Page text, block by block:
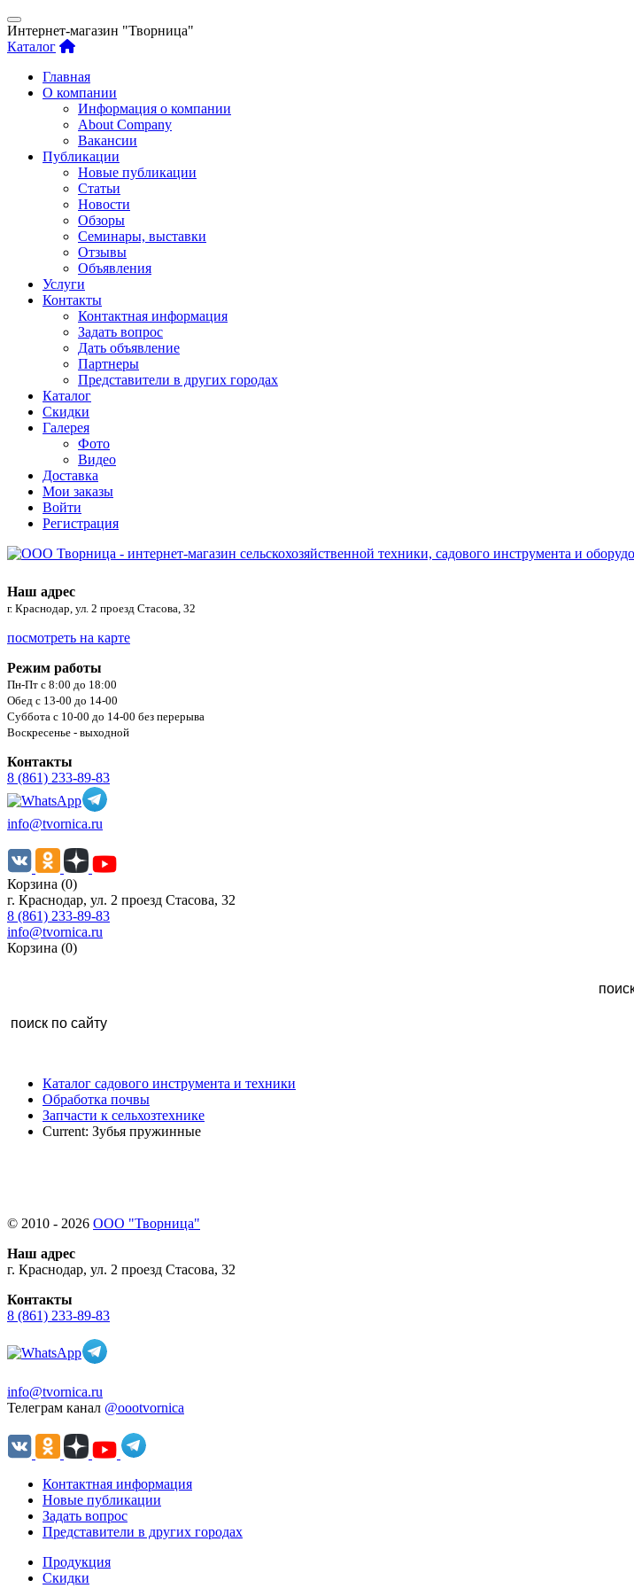
Интернет-магазин "Творница"
Каталог
Главная
О компании
Информация о компании
About Company
Вакансии
Публикации
Новые публикации
Статьи
Новости
Обзоры
Семинары, выставки
Отзывы
Объявления
Услуги
Контакты
Контактная информация
Задать вопрос
Дать объявление
Партнеры
Представители в других городах
Каталог
Скидки
Галерея
Фото
Видео
Доставка
Мои заказы
Войти
Регистрация
Наш адрес
г. Краснодар, ул. 2 проезд Стасова, 32
посмотреть на карте
Режим работы
Пн-Пт с 8:00 до 18:00
Обед с 13-00 до 14-00
Суббота с 10-00 до 14-00 без перерыва
Воскресенье - выходной
Контакты
8 (861) 233-89-83
info@tvornica.ru
Корзина (0)
г. Краснодар, ул. 2 проезд Стасова, 32
8 (861) 233-89-83
info@tvornica.ru
Корзина (0)
Каталог садового инструмента и техники
Обработка почвы
Запчасти к сельхозтехнике
Current: Зубья пружинные
© 2010 - 2026 ООО "Творница"
Наш адрес
г. Краснодар, ул. 2 проезд Стасова, 32
Контакты
8 (861) 233-89-83
info@tvornica.ru
Телеграм канал @oootvornica
Контактная информация
Новые публикации
Задать вопрос
Представители в других городах
Продукция
Скидки